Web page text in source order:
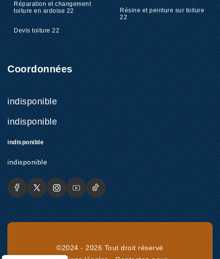
Réparation et changement
toiture en ardoise 22
Devis toiture 22
Résine et peinture sur toiture
22
Coordonnées
indisponible
indisponible
indisponible
indisponible
©2024 - 2026 Tout droit réservé